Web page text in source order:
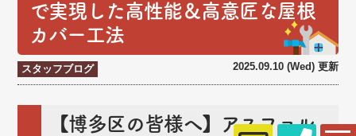
で実現した高性能＆高意匠な屋根
カバー工法
スタッフブログ 2025.09.10 (Wed) 更新
【博多区の皆様へ】アスファル